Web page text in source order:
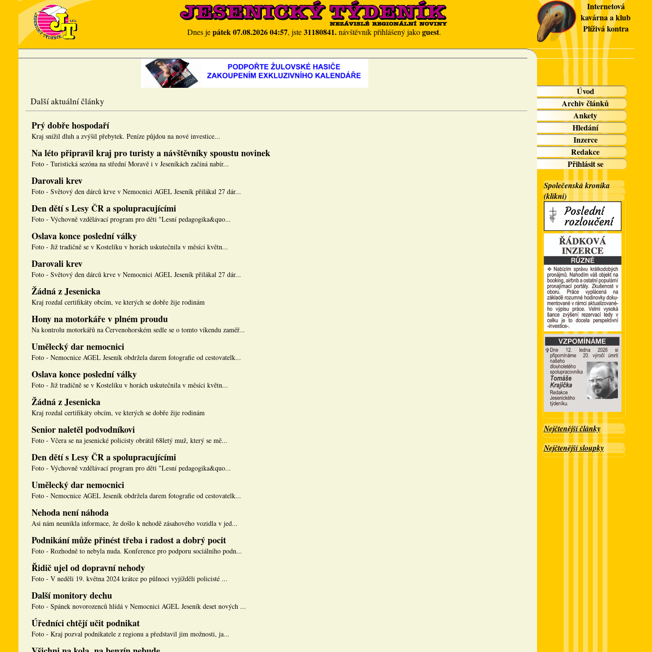
Dnes jepátek 07.08.2026 04:57, jste31180841.návštěvník přihlášený jakoguest.
Internetová
kavárna a klub
Plíživá kontra
Další aktuální články
Prý dobře hospodaří
Kraj snížil dluh a zvýšil přebytek. Peníze půjdou na nové investice...
Na léto připravil kraj pro turisty a návštěvníky spoustu novinek
Foto - Turistická sezóna na střední Moravě i v Jeseníkách začíná nabír...
Darovali krev
Foto - Světový den dárců krve v Nemocnici AGEL Jeseník přilákal 27 dár...
Den dětí s Lesy ČR a spolupracujícími
Foto - Výchovně vzdělávací program pro děti "Lesní pedagogika&quo...
Oslava konce poslední války
Foto - Již tradičně se v Kostelíku v horách uskutečnila v měsíci květn...
Darovali krev
Foto - Světový den dárců krve v Nemocnici AGEL Jeseník přilákal 27 dár...
Žádná z Jesenicka
Kraj rozdal certifikáty obcím, ve kterých se dobře žije rodinám
Hony na motorkáře v plném proudu
Na kontrolu motorkářů na Červenohorském sedle se o tomto víkendu zaměř...
Umělecký dar nemocnici
Foto - Nemocnice AGEL Jeseník obdržela darem fotografie od cestovatelk...
Oslava konce poslední války
Foto - Již tradičně se v Kostelíku v horách uskutečnila v měsíci květn...
Žádná z Jesenicka
Kraj rozdal certifikáty obcím, ve kterých se dobře žije rodinám
Senior naletěl podvodníkovi
Foto - Včera se na jesenické policisty obrátil 68letý muž, který se mě...
Den dětí s Lesy ČR a spolupracujícími
Foto - Výchovně vzdělávací program pro děti "Lesní pedagogika&quo...
Umělecký dar nemocnici
Foto - Nemocnice AGEL Jeseník obdržela darem fotografie od cestovatelk...
Nehoda není náhoda
Asi nám neunikla informace, že došlo k nehodě zásahového vozidla v jed...
Podnikání může přinést třeba i radost a dobrý pocit
Foto - Rozhodně to nebyla nuda. Konference pro podporu sociálního podn...
Řidič ujel od dopravní nehody
Foto - V neděli 19. května 2024 krátce po půlnoci vyjížděli policisté ...
Další monitory dechu
Foto - Spánek novorozenců hlídá v Nemocnici AGEL Jeseník deset nových ...
Úředníci chtějí učit podnikat
Foto - Kraj pozval podnikatele z regionu a představil jim možnosti, ja...
Úvod
Archiv článků
Ankety
Hledání
Inzerce
Redakce
Přihlásit se
Společenská kronika
(klikni)
Nejčtenější články
Nejčtenější sloupky